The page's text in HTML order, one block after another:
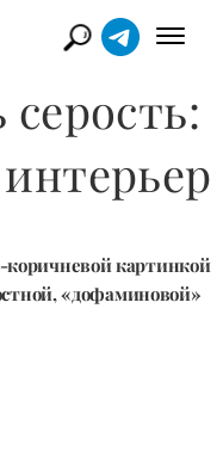
коричневой картинкой
«дофаминовой»